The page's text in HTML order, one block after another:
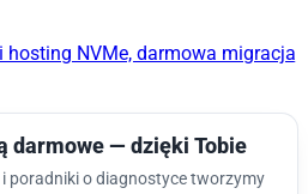
darmowe — dzięki Tobie
i poradniki o diagnostyce tworzymy